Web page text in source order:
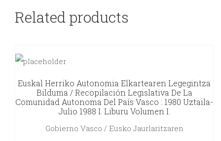
Related products
Euskal Herriko Autonomia Elkartearen Legegintza
Bilduma / Recopilación Legislativa De La
Comunidad Autonoma Del País Vasco : 1980 Uztaila-
Julio 1988 I. Liburu Volumen I.
Gobierno Vasco / Eusko Jaurlaritzaren